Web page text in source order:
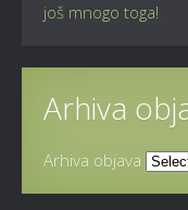
još mnogo toga!
Arhiva
Arhiva objava